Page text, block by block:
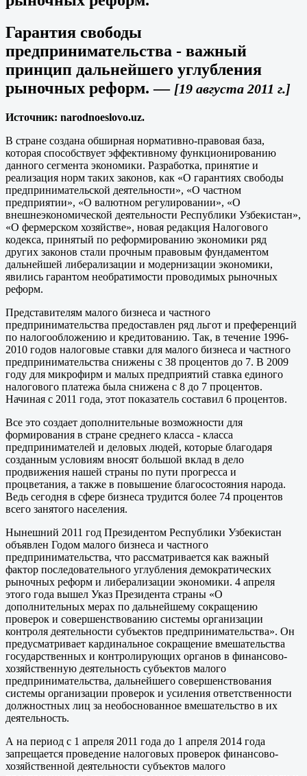
Гарантия свободы
предпринимательства - важный
принцип дальнейшего углубления
рыночных реформ.— [19 августа 2011 г.]
Источник: narodnoeslovo.uz.
В стране создана обширная нормативно-правовая база,
которая способствует эффективному функционированию
данного сегмента экономики. Разработка, принятие и
реализация норм таких законов, как «О гарантиях свободы
предпринимательской деятельности», «О частном
предприятии», «О валютном регулировании», «О
внешнеэкономической деятельности Республики Узбекистан»,
«О фермерском хозяйстве», новая редакция Налогового
кодекса, принятый по реформированию экономики ряд
других законов стали прочным правовым фундаментом
дальнейшей либерализации и модернизации экономики,
явились гарантом необратимости проводимых рыночных
реформ.
Представителям малого бизнеса и частного
предпринимательства предоставлен ряд льгот и преференций
по налогообложению и кредитованию. Так, в течение 1996-
2010 годов налоговые ставки для малого бизнеса и частного
предпринимательства снижены с 38 процентов до 7. В 2009
году для микрофирм и малых предприятий ставка единого
налогового платежа была снижена с 8 до 7 процентов.
Начиная с 2011 года, этот показатель составил 6 процентов.
Все это создает дополнительные возможности для
формирования в стране среднего класса - класса
предпринимателей и деловых людей, которые благодаря
созданным условиям вносят большой вклад в дело
продвижения нашей страны по пути прогресса и
процветания, а также в повышение благосостояния народа.
Ведь сегодня в сфере бизнеса трудится более 74 процентов
всего занятого населения.
Нынешний 2011 год Президентом Республики Узбекистан
объявлен Годом малого бизнеса и частного
предпринимательства, что рассматривается как важный
фактор последовательного углубления демократических
рыночных реформ и либерализации экономики. 4 апреля
этого года вышел Указ Президента страны «О
дополнительных мерах по дальнейшему сокращению
проверок и совершенствованию системы организации
контроля деятельности субъектов предпринимательства». Он
предусматривает кардинальное сокращение вмешательства
государственных и контролирующих органов в фи­нансово-
хозяйственную деятельность субъектов малого
предпринимательства, дальнейшего совершенствования
системы организации проверок и усиления ответственности
должностных лиц за необоснованное вмешательство в их
деятельность.
А на период с 1 апреля 2011 года до 1 апреля 2014 года
запрещается проведение налоговых проверок финансово-
хозяйственной деятельности субъектов малого